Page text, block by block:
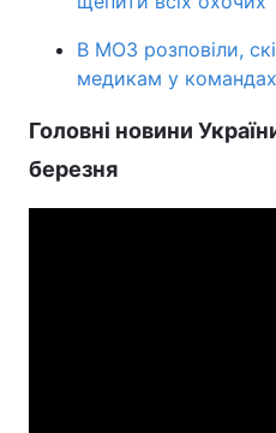
В МОЗ розповіли,
медикам у командах
Головні новини
березня